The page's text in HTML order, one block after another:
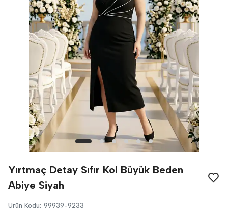
Yırtmaç Detay Sıfır Kol Büyük Beden
Abiye Siyah
Ürün Kodu: 99939-9233